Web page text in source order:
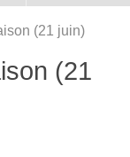
(21 juin)
(21